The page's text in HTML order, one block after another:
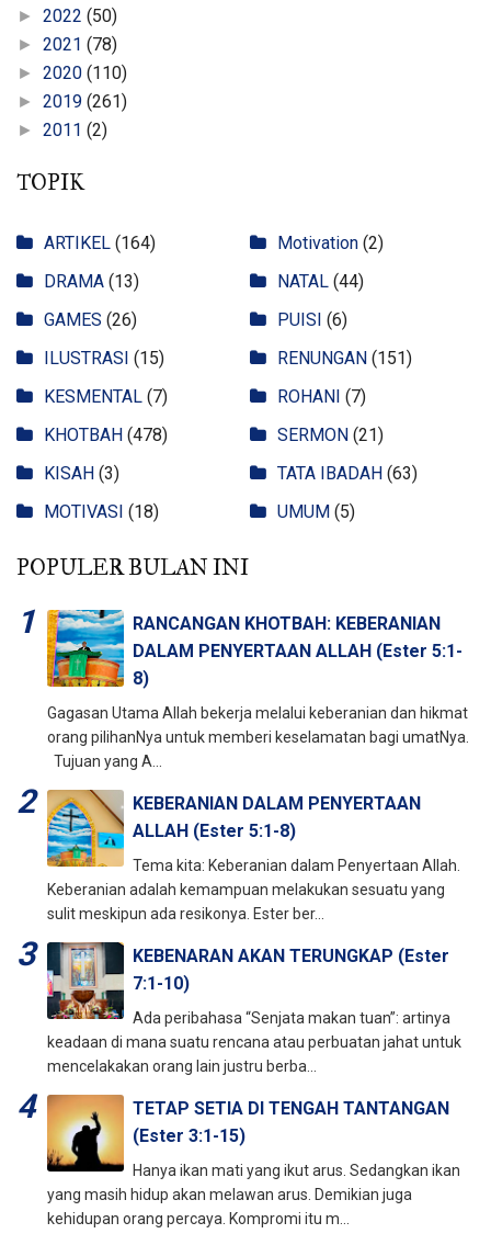
► 2022 (50)
► 2021 (78)
► 2020 (110)
► 2019 (261)
► 2011 (2)
TOPIK
ARTIKEL (164)
DRAMA (13)
GAMES (26)
ILUSTRASI (15)
KESMENTAL (7)
KHOTBAH (478)
KISAH (3)
MOTIVASI (18)
Motivation (2)
NATAL (44)
PUISI (6)
RENUNGAN (151)
ROHANI (7)
SERMON (21)
TATA IBADAH (63)
UMUM (5)
POPULER BULAN INI
RANCANGAN KHOTBAH: KEBERANIAN
DALAM PENYERTAAN ALLAH (Ester 5:1-
8)
Gagasan Utama Allah bekerja melalui keberanian dan hikmat
orang pilihanNya untuk memberi keselamatan bagi umatNya.
Tujuan yang A...
KEBERANIAN DALAM PENYERTAAN
ALLAH (Ester 5:1-8)
Tema kita: Keberanian dalam Penyertaan Allah.
Keberanian adalah kemampuan melakukan sesuatu yang
sulit meskipun ada resikonya. Ester ber...
KEBENARAN AKAN TERUNGKAP (Ester
7:1-10)
Ada peribahasa “Senjata makan tuan”: artinya
keadaan di mana suatu rencana atau perbuatan jahat untuk
mencelakakan orang lain justru berba...
TETAP SETIA DI TENGAH TANTANGAN
(Ester 3:1-15)
Hanya ikan mati yang ikut arus. Sedangkan ikan
yang masih hidup akan melawan arus. Demikian juga
kehidupan orang percaya. Kompromi itu m...